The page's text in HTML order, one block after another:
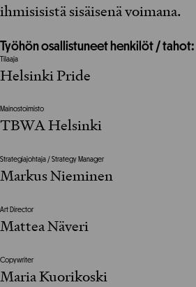
ihmisisistä sisäisenä voimana.
Työhön osallistuneet henkilöt / tahot:
Tilaaja
Helsinki Pride
Mainostoimisto
TBWA Helsinki
Strategiajohtaja / Strategy Manager
Markus Nieminen
Art Director
Mattea Näveri
Copywriter
Maria Kuorikoski